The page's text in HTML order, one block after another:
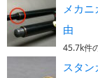
メカ
由
45.7k件
スタ